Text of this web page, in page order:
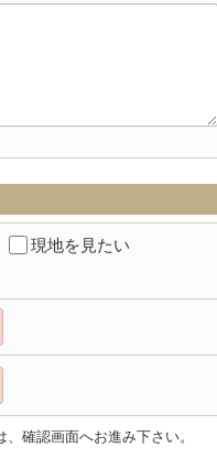
現地を見たい
確認画面へお進み下さい。